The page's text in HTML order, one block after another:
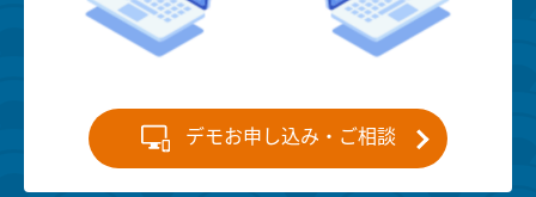
デモお申し込み・ご相談